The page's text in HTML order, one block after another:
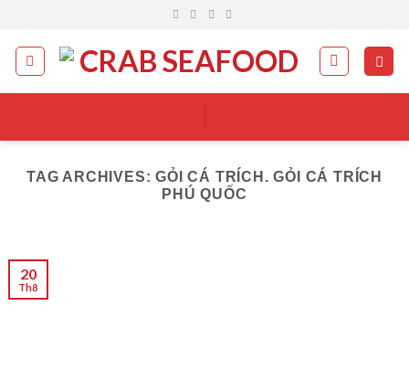
content
TAG ARCHIVES:GỎI CÁ TRÍCH. GỎI CÁ TRÍCH
PHÚ QUỐC
20
Th8